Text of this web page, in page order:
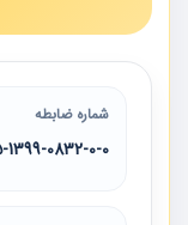
شماره ضابطه
0832-0-0-FA